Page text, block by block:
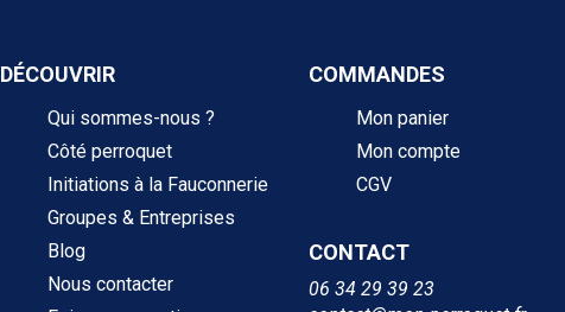
DÉCOUVRIR
Qui sommes-nous ?
Côté perroquet
Initiations à la Fauconnerie
Groupes & Entreprises
Blog
Nous contacter
COMMANDES
Mon panier
Mon compte
CGV
CONTACT
06 34 29 39 23